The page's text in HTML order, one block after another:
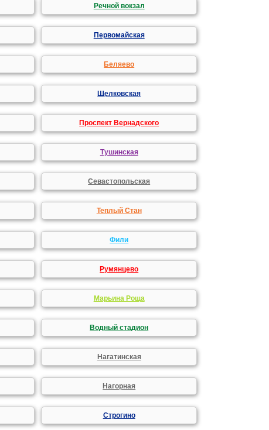
Речной вокзал
Первомайская
Беляево
Щелковская
Проспект Вернадского
Тушинская
Севастопольская
Теплый Стан
Фили
Румянцево
Марьина Роща
Водный стадион
Нагатинская
Нагорная
Строгино